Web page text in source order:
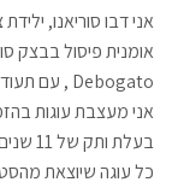
אני דבו סוריאנו,
אומנית פיסול בבצק
Debogato , עם תעודת כשרות בהשגחת הרבנות .
אני מעצבת עוגות
בעלת ותק של 11 שנים.
כל עוגה שיוצאת